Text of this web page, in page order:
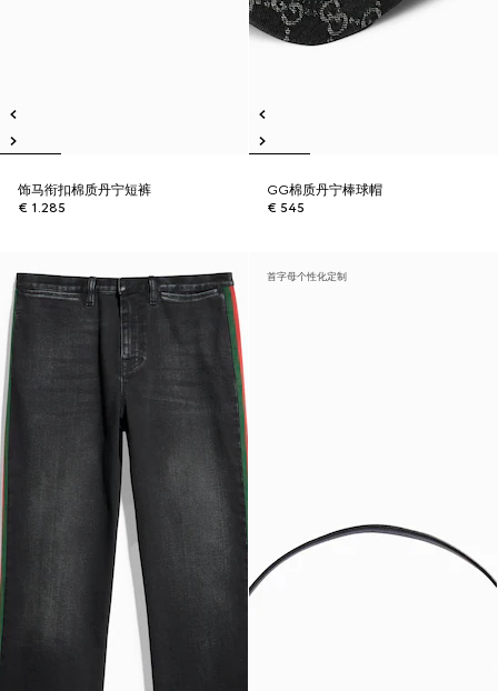
饰马衔扣棉质丹宁短裤
€ 1.285
GG棉质丹宁棒球帽
€ 545
首字母个性化定制